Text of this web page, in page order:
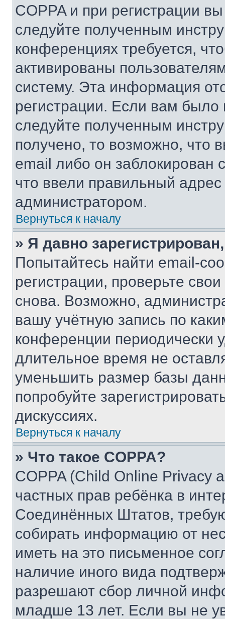
COPPA и при регистрации
следуйте полученным
конференциях требуется,
активированы
систему. Эта информация
регистрации. Если вам
следуйте полученным
получено, то возможно, что
email либо он
что ввели правильный адрес
администратором.
Вернуться к началу
» Я давно
Попытайтесь найти email-
регистрации, проверьте
снова. Возможно,
вашу учётную запись по
конференции периодически
длительное время не
уменьшить размер базы
попробуйте
дискуссиях.
Вернуться к началу
» Что такое COPPA?
COPPA (Child Online Privacy
частных прав ребёнка в
Соединённых Штатов,
собирать информацию от
иметь на это письменное
наличие иного вида
разрешают сбор личной
младше 13 лет. Если вы не